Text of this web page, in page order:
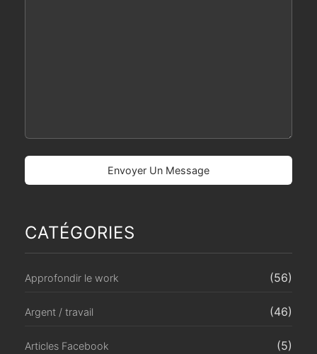
CATÉGORIES
Approfondir le work (56)
Argent / travail (46)
Articles Facebook (5)